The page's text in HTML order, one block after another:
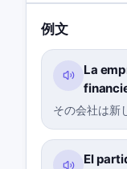
例文
La
その会社は新
El